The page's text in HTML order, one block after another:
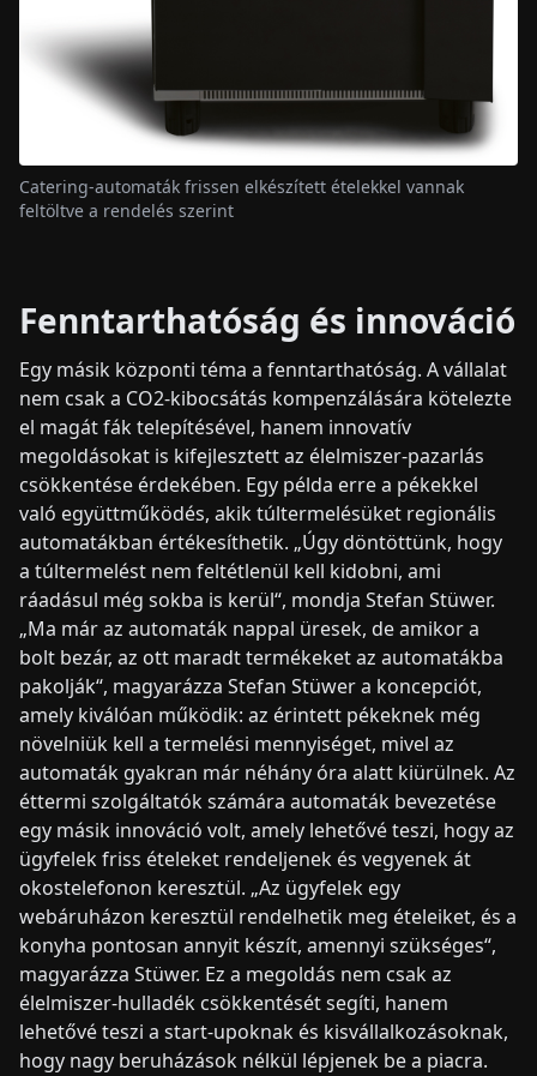
Fenntarthatóság és innováció
Egy másik központi téma a fenntarthatóság. A vállalat
nem csak a CO2-kibocsátás kompenzálására kötelezte
el magát fák telepítésével, hanem innovatív
megoldásokat is kifejlesztett az élelmiszer-pazarlás
csökkentése érdekében. Egy példa erre a pékekkel
való együttműködés, akik túltermelésüket regionális
automatákban értékesíthetik. „Úgy döntöttünk, hogy
a túltermelést nem feltétlenül kell kidobni, ami
ráadásul még sokba is kerül“, mondja Stefan Stüwer.
„Ma már az automaták nappal üresek, de amikor a
bolt bezár, az ott maradt termékeket az automatákba
pakolják“, magyarázza Stefan Stüwer a koncepciót,
amely kiválóan működik: az érintett pékeknek még
növelniük kell a termelési mennyiséget, mivel az
automaták gyakran már néhány óra alatt kiürülnek. Az
éttermi szolgáltatók számára automaták bevezetése
egy másik innováció volt, amely lehetővé teszi, hogy az
ügyfelek friss ételeket rendeljenek és vegyenek át
okostelefonon keresztül. „Az ügyfelek egy
webáruházon keresztül rendelhetik meg ételeiket, és a
konyha pontosan annyit készít, amennyi szükséges“,
magyarázza Stüwer. Ez a megoldás nem csak az
élelmiszer-hulladék csökkentését segíti, hanem
lehetővé teszi a start-upoknak és kisvállalkozásoknak,
hogy nagy beruházások nélkül lépjenek be a piacra.
Catering-automaták frissen elkészített ételekkel vannak
feltöltve a rendelés szerint